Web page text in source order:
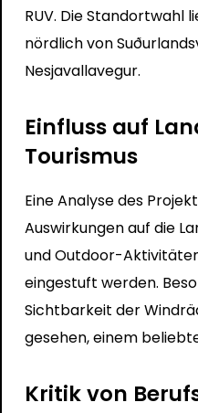
RUV. Die Standortwahl
nördlich von
Nesjavallavegur.
Einfluss auf
Tourismus
Eine Analyse des
Auswirkungen auf die
und Outdoor-
eingestuft werden.
Sichtbarkeit der
gesehen, einem
Kritik von